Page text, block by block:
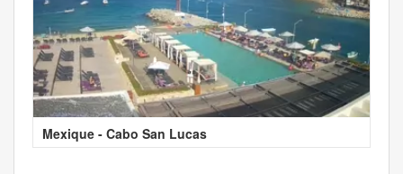
Mexique - Cabo San Lucas